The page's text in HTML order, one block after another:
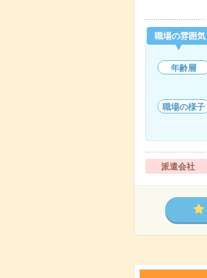
職場の雰囲気
年齢層
職場の様子
派遣会社